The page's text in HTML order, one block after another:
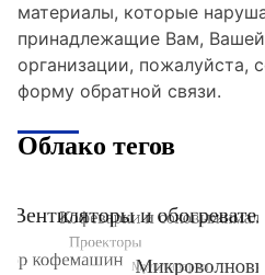
материалы, которые
принадлежащие Вам,
организации, пожалуйста,
форму обратной связи.
Облако тегов